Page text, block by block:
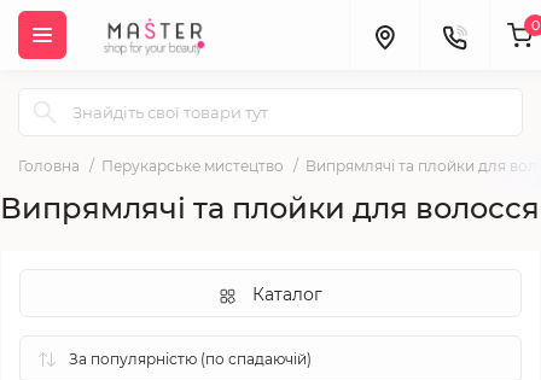
0
Головна Перукарське мистецтво Випрямлячі та плойки для
Випрямлячі та плойки для волосся
Каталог